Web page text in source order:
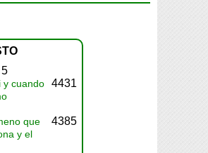
5
y cuando
4431
que
y el
4385